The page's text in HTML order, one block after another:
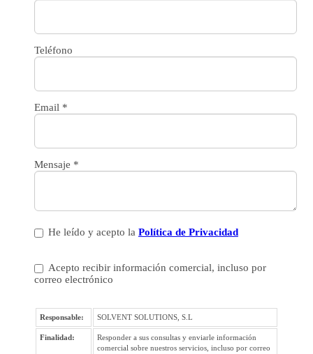
Teléfono
Email *
Mensaje *
He leído y acepto la Política de Privacidad
Acepto recibir información comercial, incluso por
correo electrónico
Responsable: SOLVENT SOLUTIONS, S.L
Finalidad:
Responder a sus consultas y enviarle información
comercial sobre nuestros servicios, incluso por correo